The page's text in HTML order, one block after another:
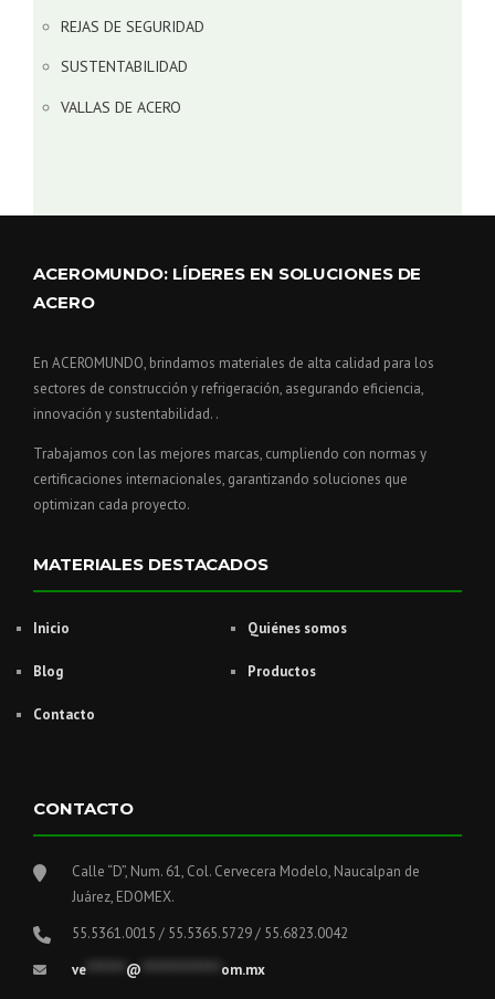
REJAS DE SEGURIDAD
SUSTENTABILIDAD
VALLAS DE ACERO
ACEROMUNDO: LÍDERES EN SOLUCIONES DE
ACERO
En ACEROMUNDO, brindamos materiales de alta calidad para los
sectores de construcción y refrigeración, asegurando eficiencia,
innovación y sustentabilidad. .
Trabajamos con las mejores marcas, cumpliendo con normas y
certificaciones internacionales, garantizando soluciones que
optimizan cada proyecto.
MATERIALES DESTACADOS
Inicio Quiénes somos
Blog Productos
Contacto
CONTACTO
Calle “D”, Num. 61, Col. Cervecera Modelo, Naucalpan de
Juárez, EDOMEX.
55.5361.0015 / 55.5365.5729 / 55.6823.0042
ve
@ om.mx